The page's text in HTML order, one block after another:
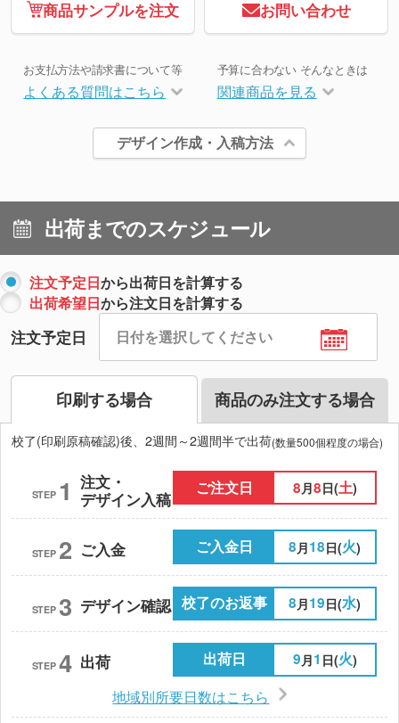
商品サンプルを注文 お問い合わせ
お支払方法や請求書について等
よくある質問はこちら
予算に合わない そんなときは
関連商品を見る
デザイン作成・入稿方法
出荷までのスケジュール
注文予定日から出荷日を計算する
出荷希望日から注文日を計算する
注文予定日
印刷する場合 商品のみ注文する場合
校了(印刷原稿確認)後、2週間～2週間半で出荷(数量500個程度の場合)
STEP 1 注文・
デザイン入稿
ご注文日 8月8日(土)
STEP 2 ご入金 ご入金日 8 月18日(火)
STEP 3 デザイン確認 校了のお返事 8 月19日(水)
STEP 4 出荷 出荷日 9 月1 日(火)
地域別所要日数はこちら